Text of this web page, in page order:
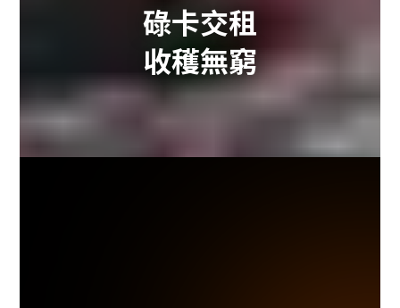
碌卡交租
收穫無窮